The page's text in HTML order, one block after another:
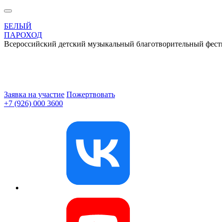
БЕЛЫЙ
ПАРОХОД
Всероссийский детский музыкальный благотворительный
Заявка на участие Пожертвовать
+7 (926) 000 3600